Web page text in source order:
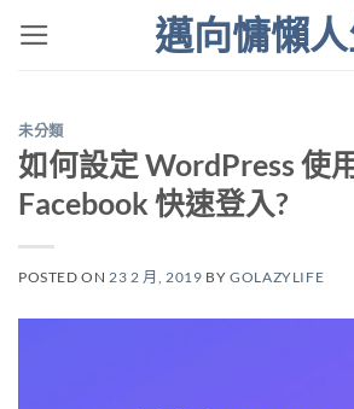
邁向慵懶
未分類
如何設定 WordPress 使
Facebook 快速登入?
POSTED ON23 2 月, 2019 BYGOLAZYLIFE